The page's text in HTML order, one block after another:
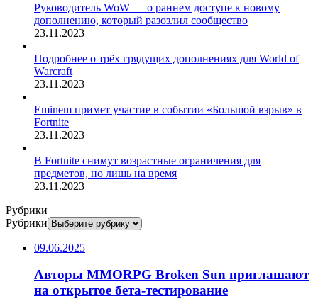
Руководитель WoW — о раннем доступе к новому
дополнению, который разозлил сообщество
23.11.2023
Подробнее о трёх грядущих дополнениях для World of
Warcraft
23.11.2023
Eminem примет участие в событии «Большой взрыв» в
Fortnite
23.11.2023
В Fortnite снимут возрастные ограничения для
предметов, но лишь на время
23.11.2023
Рубрики
Рубрики
09.06.2025
Авторы MMORPG Broken Sun приглашают
на открытое бета-тестирование